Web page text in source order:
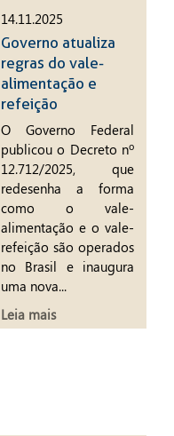
14.11.2025
Governo atualiza
regras do vale-
alimentação e
refeição
O Governo Federal
publicou o Decreto nº
12.712/2025, que
redesenha a forma
como o vale-
alimentação e o vale-
refeição são operados
no Brasil e inaugura
uma nova...
Leia mais